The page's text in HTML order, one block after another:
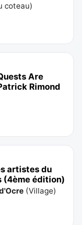
coteau)
Are
Rimond
artistes du
(4ème édition)
(Village)